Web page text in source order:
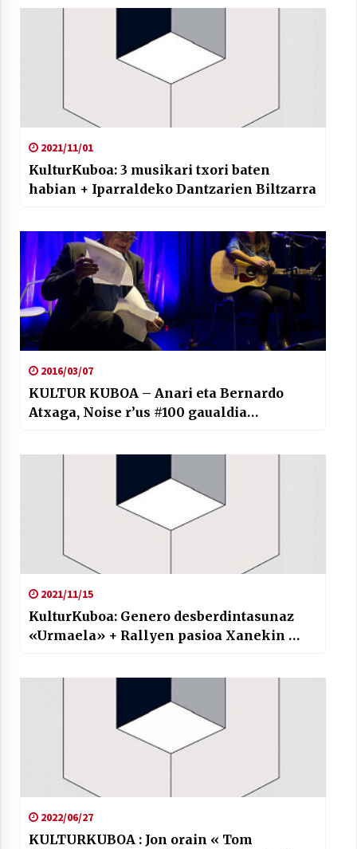
2021/11/01
KulturKuboa: 3 musikari txori baten
habian + Iparraldeko Dantzarien Biltzarra
2016/03/07
KULTUR KUBOA – Anari eta Bernardo
Atxaga, Noise r’us #100 gaualdia…
2021/11/15
KulturKuboa: Genero desberdintasunaz
«Urmaela» + Rallyen pasioa Xanekin …
2022/06/27
KULTURKUBOA : Jon orain « Tom